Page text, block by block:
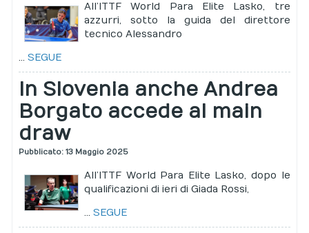
All’ITTF World Para Elite Lasko, tre
azzurri, sotto la guida del direttore
tecnico Alessandro
...SEGUE
In Slovenia anche Andrea
Borgato accede al main
draw
Pubblicato: 13 Maggio 2025
All’ITTF World Para Elite Lasko, dopo le
qualificazioni di ieri di Giada Rossi,
...SEGUE